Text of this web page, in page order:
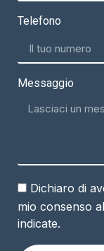
Telefono
Messaggio
Dichiaro di
mio consenso
indicate.